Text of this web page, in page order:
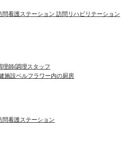
問看護ステーション 訪問リハビリテーション
師/調理スタッフ
施設ベルフラワー内の厨房
問看護ステーション